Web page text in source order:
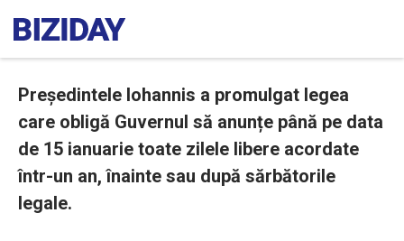
Președintele Iohannis a promulgat legea
care obligă Guvernul să anunțe până pe data
de 15 ianuarie toate zilele libere acordate
într-un an, înainte sau după sărbătorile
legale.